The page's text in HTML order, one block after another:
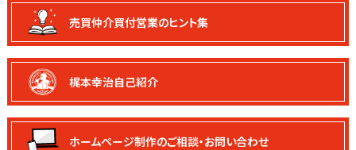
売買仲介買付営業のヒント集
梶本幸治自己紹介
ホームページ制作のご相談・お問い合わせ